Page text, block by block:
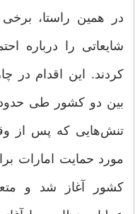
در همین راستا،
شایعاتی را درباره
کردند. این اقدام در
بین دو کشور طی
تنش‌هایی که پس از
مورد حمایت امارات
کشور آغاز شد و